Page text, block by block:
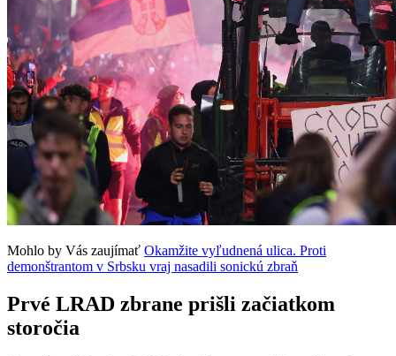
Mohlo by Vás zaujímať Okamžite vyľudnená ulica. Proti
demonštrantom v Srbsku vraj nasadili sonickú zbraň
Prvé LRAD zbrane prišli začiatkom
storočia